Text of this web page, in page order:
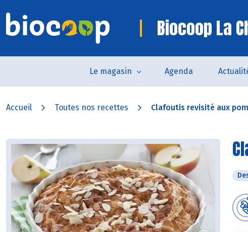
Biocoop La
Le magasin Agenda
Accueil Toutes nos recettes Clafoutis revisité aux